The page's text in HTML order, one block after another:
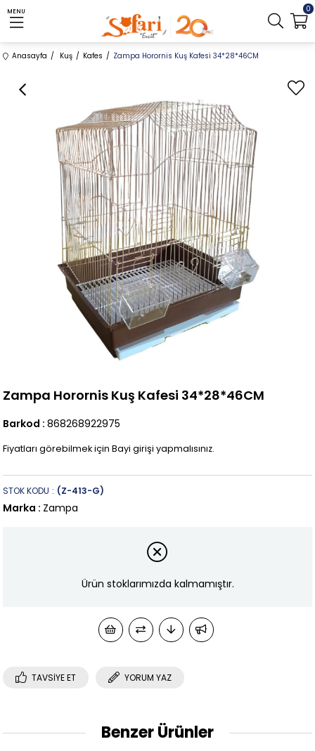
MENU 0
Anasayfa Kuş Kafes Zampa Horornis Kuş Kafesi 34*28*46CM
Zampa Horornis Kuş Kafesi 34*28*46CM
Barkod : 868268922975
Fiyatları görebilmek için Bayi girişi yapmalısınız.
(Z-413-G)
STOK KODU
Marka : Zampa
Ürün stoklarımızda kalmamıştır.
TAVSIYE ET YORUM YAZ
Benzer Ürünler